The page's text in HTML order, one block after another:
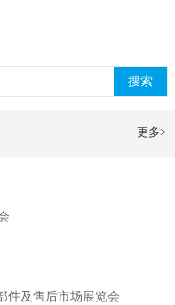
搜索
更多>
件及售后市场展览会